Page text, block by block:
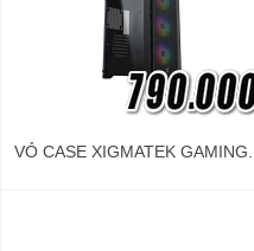
VỎ CASE XIGMATEK GAMING...